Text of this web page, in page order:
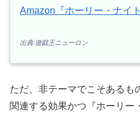
Amazon『ホーリー・ナイ
出典:遊戯王ニューロン
ただ、非テーマでこそあるも
関連する効果かつ『ホーリー